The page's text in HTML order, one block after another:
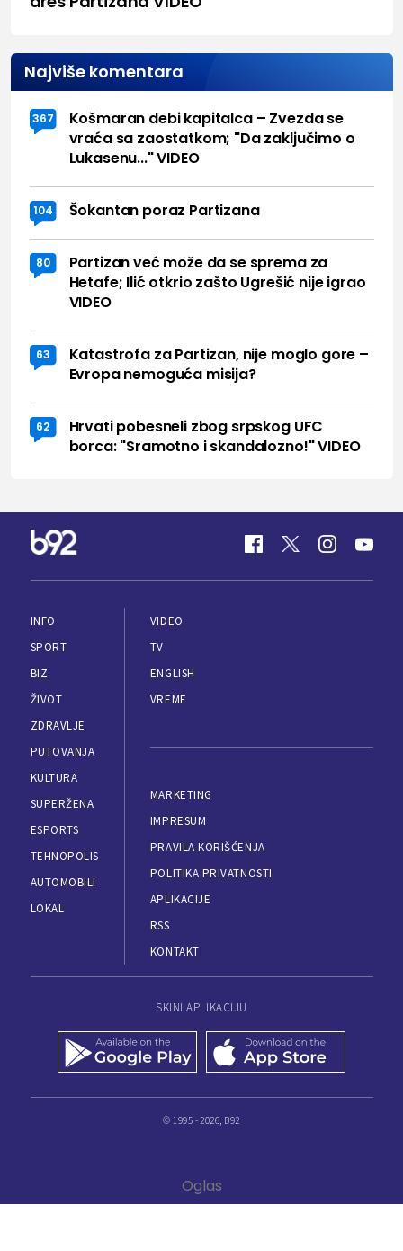
Najviše komentara
367
Košmaran debi kapitalca – Zvezda se
vraća sa zaostatkom; "Da zaključimo o
Lukasenu..." VIDEO
104 Šokantan poraz Partizana
80
Partizan već može da se sprema za
Hetafe; Ilić otkrio zašto Ugrešić nije igrao
VIDEO
63
Katastrofa za Partizan, nije moglo gore –
Evropa nemoguća misija?
62
Hrvati pobesneli zbog srpskog UFC
borca: "Sramotno i skandalozno!" VIDEO
INFO
SPORT
BIZ
ŽIVOT
ZDRAVLJE
PUTOVANJA
KULTURA
SUPERŽENA
ESPORTS
TEHNOPOLIS
AUTOMOBILI
LOKAL
VIDEO
TV
ENGLISH
VREME
MARKETING
IMPRESUM
PRAVILA KORIŠĆENJA
POLITIKA PRIVATNOSTI
APLIKACIJE
RSS
KONTAKT
SKINI APLIKACIJU
© 1995 - 2026, B92